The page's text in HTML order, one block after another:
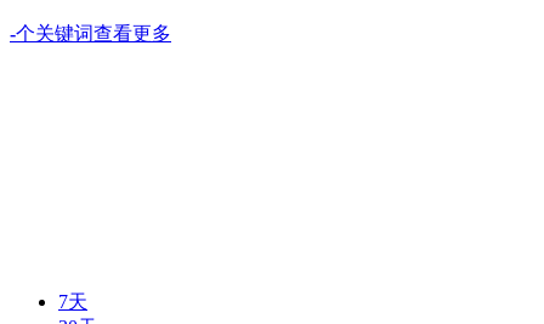
-个关键词查看更多
7天